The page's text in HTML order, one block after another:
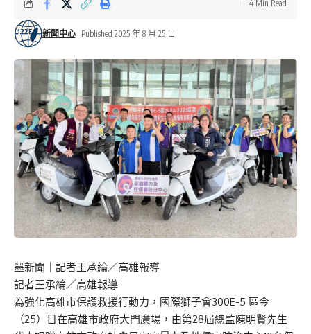
新聞中心 Published 2025 年 8 月 25 日
4 Min Read
墨新聞 ｜記者王承綸／高雄報導
記者王承綸／高雄報導
為強化高雄市保護救援行動力，國際獅子會300E-5 區今
（25）日在高雄市政府大門廣場，由第28屆總監陳明賢先生